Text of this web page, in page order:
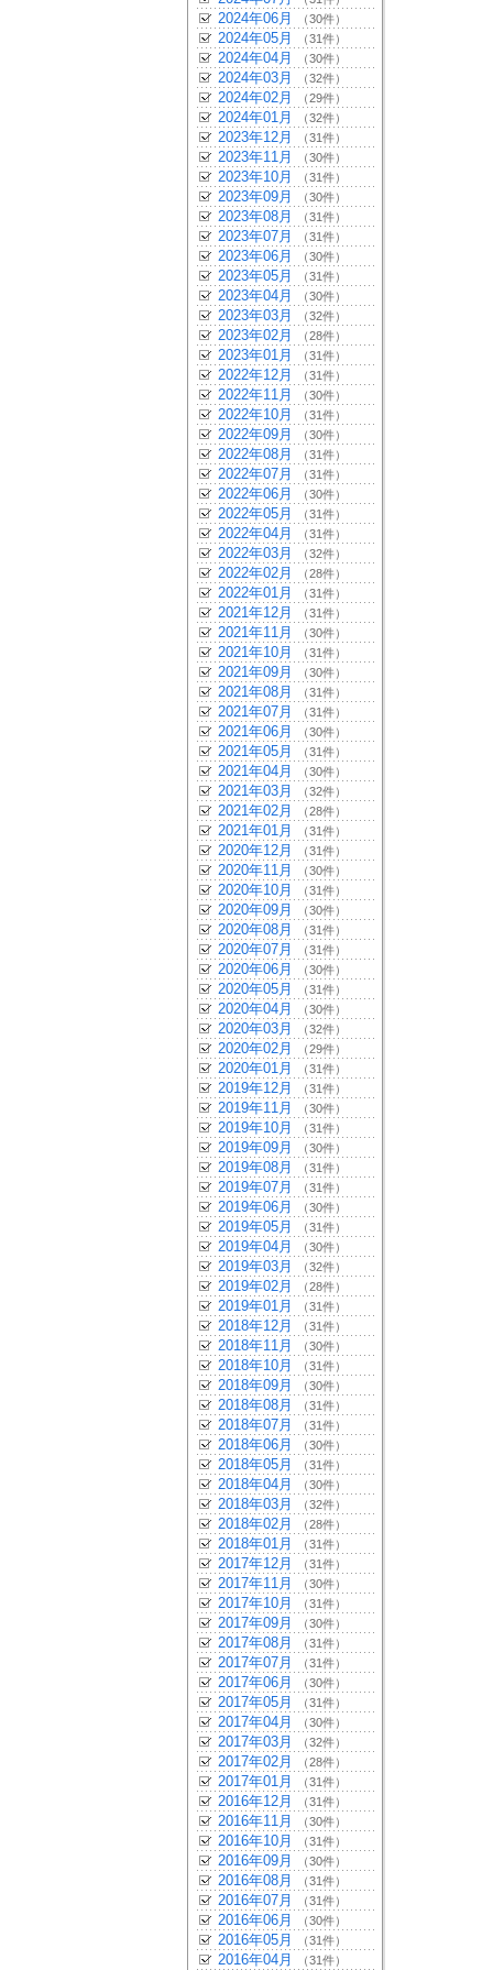
2024年06月 （30件）
2024年05月 （31件）
2024年04月 （30件）
2024年03月 （32件）
2024年02月 （29件）
2024年01月 （32件）
2023年12月 （31件）
2023年11月 （30件）
2023年10月 （31件）
2023年09月 （30件）
2023年08月 （31件）
2023年07月 （31件）
2023年06月 （30件）
2023年05月 （31件）
2023年04月 （30件）
2023年03月 （32件）
2023年02月 （28件）
2023年01月 （31件）
2022年12月 （31件）
2022年11月 （30件）
2022年10月 （31件）
2022年09月 （30件）
2022年08月 （31件）
2022年07月 （31件）
2022年06月 （30件）
2022年05月 （31件）
2022年04月 （31件）
2022年03月 （32件）
2022年02月 （28件）
2022年01月 （31件）
2021年12月 （31件）
2021年11月 （30件）
2021年10月 （31件）
2021年09月 （30件）
2021年08月 （31件）
2021年07月 （31件）
2021年06月 （30件）
2021年05月 （31件）
2021年04月 （30件）
2021年03月 （32件）
2021年02月 （28件）
2021年01月 （31件）
2020年12月 （31件）
2020年11月 （30件）
2020年10月 （31件）
2020年09月 （30件）
2020年08月 （31件）
2020年07月 （31件）
2020年06月 （30件）
2020年05月 （31件）
2020年04月 （30件）
2020年03月 （32件）
2020年02月 （29件）
2020年01月 （31件）
2019年12月 （31件）
2019年11月 （30件）
2019年10月 （31件）
2019年09月 （30件）
2019年08月 （31件）
2019年07月 （31件）
2019年06月 （30件）
2019年05月 （31件）
2019年04月 （30件）
2019年03月 （32件）
2019年02月 （28件）
2019年01月 （31件）
2018年12月 （31件）
2018年11月 （30件）
2018年10月 （31件）
2018年09月 （30件）
2018年08月 （31件）
2018年07月 （31件）
2018年06月 （30件）
2018年05月 （31件）
2018年04月 （30件）
2018年03月 （32件）
2018年02月 （28件）
2018年01月 （31件）
2017年12月 （31件）
2017年11月 （30件）
2017年10月 （31件）
2017年09月 （30件）
2017年08月 （31件）
2017年07月 （31件）
2017年06月 （30件）
2017年05月 （31件）
2017年04月 （30件）
2017年03月 （32件）
2017年02月 （28件）
2017年01月 （31件）
2016年12月 （31件）
2016年11月 （30件）
2016年10月 （31件）
2016年09月 （30件）
2016年08月 （31件）
2016年07月 （31件）
2016年06月 （30件）
2016年05月 （31件）
2016年04月 （31件）